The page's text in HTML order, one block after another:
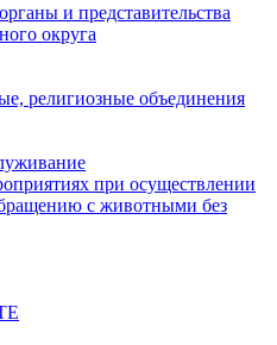
и представительства
округа
религиозные объединения
при осуществлении
с животными без